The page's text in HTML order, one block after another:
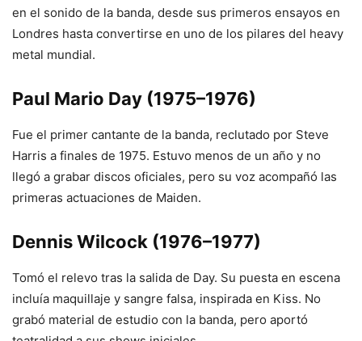
en el sonido de la banda, desde sus primeros ensayos en
Londres hasta convertirse en uno de los pilares del heavy
metal mundial.
Paul Mario Day (1975–1976)
Fue el primer cantante de la banda, reclutado por Steve
Harris a finales de 1975. Estuvo menos de un año y no
llegó a grabar discos oficiales, pero su voz acompañó las
primeras actuaciones de Maiden.
Dennis Wilcock (1976–1977)
Tomó el relevo tras la salida de Day. Su puesta en escena
incluía maquillaje y sangre falsa, inspirada en Kiss. No
grabó material de estudio con la banda, pero aportó